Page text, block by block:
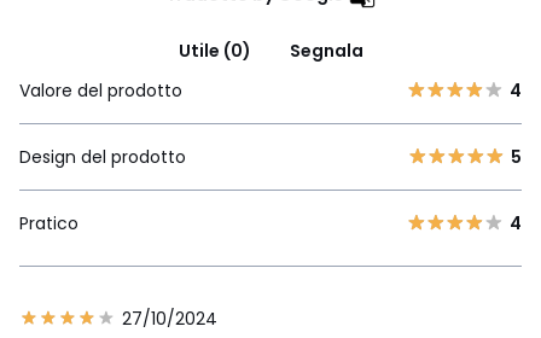
Utile (0)
Segnala
Valore del prodotto
4
Design del prodotto 5
Pratico 4
27/10/2024